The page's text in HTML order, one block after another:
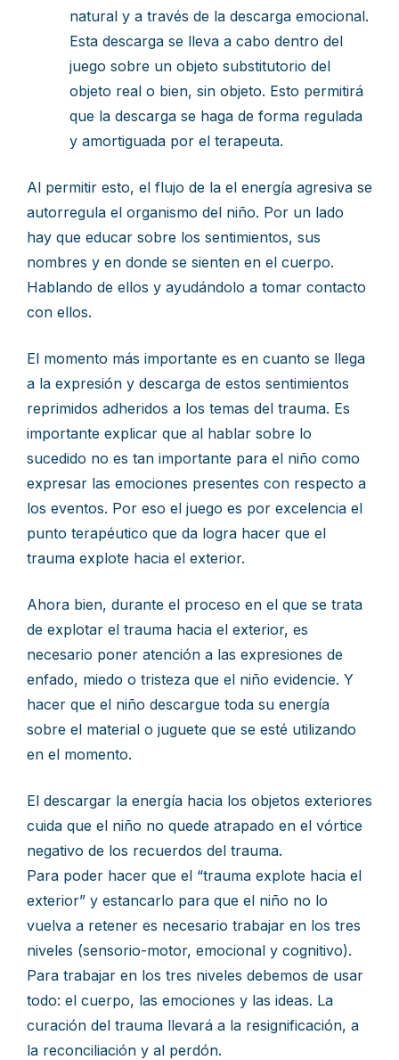
natural y a través de la descarga emocional.
Esta descarga se lleva a cabo dentro del
juego sobre un objeto substitutorio del
objeto real o bien, sin objeto. Esto permitirá
que la descarga se haga de forma regulada
y amortiguada por el terapeuta.
Al permitir esto, el flujo de la el energía agresiva se
autorregula el organismo del niño. Por un lado
hay que educar sobre los sentimientos, sus
nombres y en donde se sienten en el cuerpo.
Hablando de ellos y ayudándolo a tomar contacto
con ellos.
El momento más importante es en cuanto se llega
a la expresión y descarga de estos sentimientos
reprimidos adheridos a los temas del trauma. Es
importante explicar que al hablar sobre lo
sucedido no es tan importante para el niño como
expresar las emociones presentes con respecto a
los eventos. Por eso el juego es por excelencia el
punto terapéutico que da logra hacer que el
trauma explote hacia el exterior.
Ahora bien, durante el proceso en el que se trata
de explotar el trauma hacia el exterior, es
necesario poner atención a las expresiones de
enfado, miedo o tristeza que el niño evidencie. Y
hacer que el niño descargue toda su energía
sobre el material o juguete que se esté utilizando
en el momento.
El descargar la energía hacia los objetos exteriores
cuida que el niño no quede atrapado en el vórtice
negativo de los recuerdos del trauma.
Para poder hacer que el “trauma explote hacia el
exterior” y estancarlo para que el niño no lo
vuelva a retener es necesario trabajar en los tres
niveles (sensorio-motor, emocional y cognitivo).
Para trabajar en los tres niveles debemos de usar
todo: el cuerpo, las emociones y las ideas. La
curación del trauma llevará a la resignificación, a
la reconciliación y al perdón.